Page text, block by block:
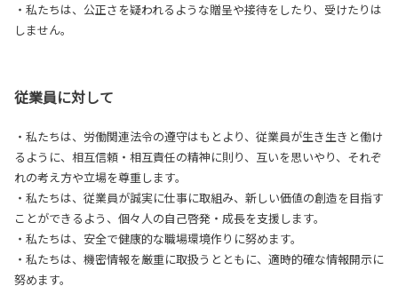
・私たちは、公正さを疑われるような贈呈や接待をしたり、受けたりは
しません。
従業員に対して
・私たちは、労働関連法令の遵守はもとより、従業員が生き生きと働け
るように、相互信頼・相互責任の精神に則り、互いを思いやり、それぞ
れの考え方や立場を尊重します。
・私たちは、従業員が誠実に仕事に取組み、新しい価値の創造を目指す
ことができるよう、個々人の自己啓発・成長を支援します。
・私たちは、安全で健康的な職場環境作りに努めます。
・私たちは、機密情報を厳重に取扱うとともに、適時的確な情報開示に
努めます。